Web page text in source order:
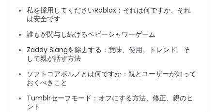
私を採用してくださいRoblox：それは何ですか、それ
は安全です
誰もが関与し続けるベビーシャワーゲーム
Zaddy Slangを除去する：意味、使用、トレンド、そ
して親が話す方法
ソフトコアポルノとは何ですか：親とユーザーが知って
おくべきこと
Tumblrセーフモード：オフにする方法、修正、親のヒ
ント